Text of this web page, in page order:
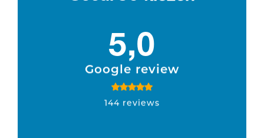
5,0
Google review
144 reviews